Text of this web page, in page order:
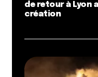
de retour à Lyon
création